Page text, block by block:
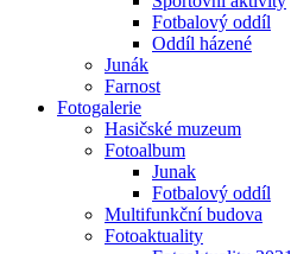
Fotbalový oddíl
Oddíl házené
Junák
Farnost
Fotogalerie
Hasičské muzeum
Fotoalbum
Junak
Fotbalový oddíl
Multifunkční budova
Fotoaktuality